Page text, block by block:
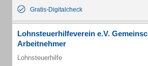
Gratis-Digitalcheck
Lohnsteuerhilfeverein e.V.
Arbeitnehmer
Lohnsteuerhilfe